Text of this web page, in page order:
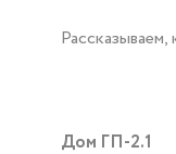
Дом ГП-2.1